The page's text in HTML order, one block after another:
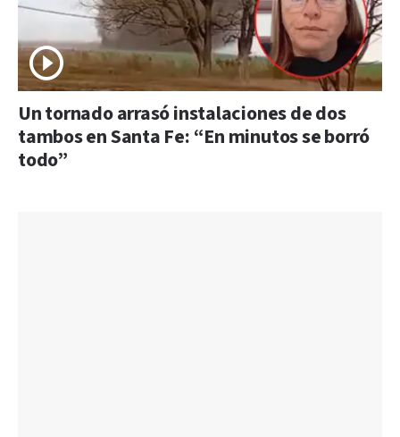
Un tornado arrasó instalaciones de dos
tambos en Santa Fe: “En minutos se borró
todo”